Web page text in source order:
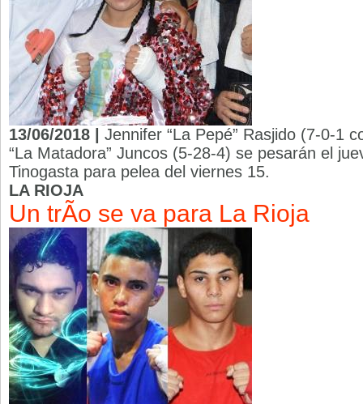
13/06/2018 | Jennifer “La Pepé” Rasjido (7-0-1
“La Matadora” Juncos (5-28-4) se pesarán el
Tinogasta para pelea del viernes 15.
LA RIOJA
Un trÃ­o se va para La Rioja